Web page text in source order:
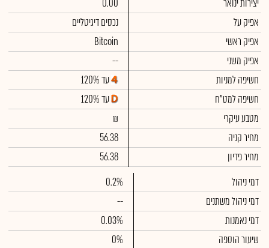
יצירות ינואר
0.00
אפיק על
נכסים דיגיטליים
אפיק ראשי
Bitcoin
אפיק משני
--
חשיפה למניות
עד 120%
חשיפה למט"ח
עד 120%
מטבע עיקרי
₪
מחיר קניה
56.38
מחיר פדיון
56.38
דמי ניהול
0.2%
דמי ניהול משתנים
--
דמי נאמנות
0.03%
שיעור הוספה
0%